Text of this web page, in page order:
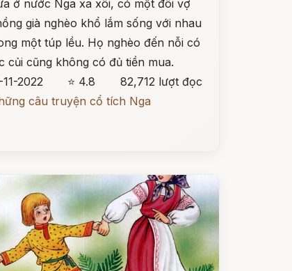
ở nước Nga xa xôi, có một đôi vợ
già nghèo khổ lắm sống với nhau
một túp lều. Họ nghèo đến nỗi có
củi cũng không có đủ tiền mua.
11-2022
⭐ 4.8
82,712 lượt đọc
câu truyện cổ tích Nga